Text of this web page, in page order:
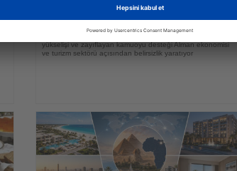
siyasi belirsizlikle karşı karşıya
Merz hükümeti kapsamlı reformları sürdürürken, AfD'nin
yükselişi ve zayıflayan kamuoyu desteği Alman ekonomisi
ve turizm sektörü açısından belirsizlik yaratıyor